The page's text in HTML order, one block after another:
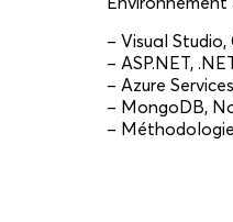
– Visual Studio,
– ASP.NET,
– Azure
– MongoDB,
– Méthodologie